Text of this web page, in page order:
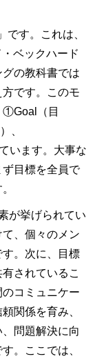
す。これは、
ベックハード
の教科書では
です。このモ
①Goal（目
、
います。大事な
目標を全員で
が挙げられてい
、個々のメン
。次に、目標
されているこ
コミュニケー
関係を育み、
問題解決に向
。ここでは、